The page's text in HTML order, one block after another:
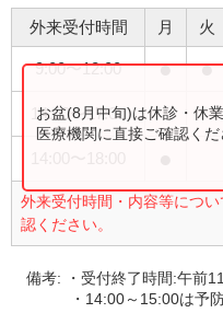
外来受付時間 月 火
9:00〜12:00 ● ●
14:00〜17:00
外来受付時間・内容等につ
認ください。
お盆(8月中旬)は休診・休
医療機関に直接ご確認くだ
備考:
・受付終了時間:午前
・14:00～15:00は予